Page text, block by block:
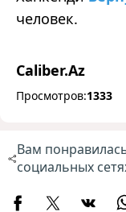
человек.
Caliber.Az
Просмотров:1333
Вам
социальных